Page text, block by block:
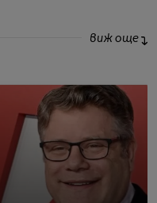
виж още